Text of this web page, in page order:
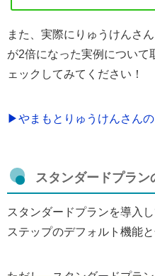
また、実際にりゅうけんさ
が2倍になった実例について
ェックしてみてください！
▶︎やまもとりゅうけんさん
スタンダードプラン
スタンダードプランを導入
ステップのデフォルト機能